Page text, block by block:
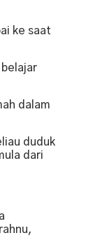
ke saat
dalam
duduk
dari